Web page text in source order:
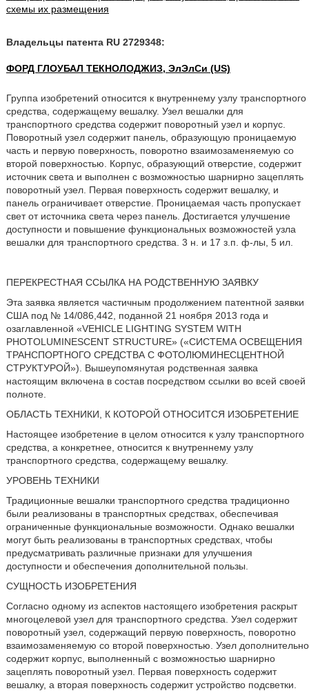
схемы их размещения
Владельцы патента RU 2729348:
ФОРД ГЛОУБАЛ ТЕКНОЛОДЖИЗ, ЭлЭлСи (US)
Группа изобретений относится к внутреннему узлу транспортного
средства, содержащему вешалку. Узел вешалки для
транспортного средства содержит поворотный узел и корпус.
Поворотный узел содержит панель, образующую проницаемую
часть и первую поверхность, поворотно взаимозаменяемую со
второй поверхностью. Корпус, образующий отверстие, содержит
источник света и выполнен с возможностью шарнирно зацеплять
поворотный узел. Первая поверхность содержит вешалку, и
панель ограничивает отверстие. Проницаемая часть пропускает
свет от источника света через панель. Достигается улучшение
доступности и повышение функциональных возможностей узла
вешалки для транспортного средства. 3 н. и 17 з.п. ф-лы, 5 ил.
ПЕРЕКРЕСТНАЯ ССЫЛКА НА РОДСТВЕННУЮ ЗАЯВКУ
Эта заявка является частичным продолжением патентной заявки
США под № 14/086,442, поданной 21 ноября 2013 года и
озаглавленной «VEHICLE LIGHTING SYSTEM WITH
PHOTOLUMINESCENT STRUCTURE» («СИСТЕМА ОСВЕЩЕНИЯ
ТРАНСПОРТНОГО СРЕДСТВА С ФОТОЛЮМИНЕСЦЕНТНОЙ
СТРУКТУРОЙ»). Вышеупомянутая родственная заявка
настоящим включена в состав посредством ссылки во всей своей
полноте.
ОБЛАСТЬ ТЕХНИКИ, К КОТОРОЙ ОТНОСИТСЯ ИЗОБРЕТЕНИЕ
Настоящее изобретение в целом относится к узлу транспортного
средства, а конкретнее, относится к внутреннему узлу
транспортного средства, содержащему вешалку.
УРОВЕНЬ ТЕХНИКИ
Традиционные вешалки транспортного средства традиционно
были реализованы в транспортных средствах, обеспечивая
ограниченные функциональные возможности. Однако вешалки
могут быть реализованы в транспортных средствах, чтобы
предусматривать различные признаки для улучшения
доступности и обеспечения дополнительной пользы.
СУЩНОСТЬ ИЗОБРЕТЕНИЯ
Согласно одному из аспектов настоящего изобретения раскрыт
многоцелевой узел для транспортного средства. Узел содержит
поворотный узел, содержащий первую поверхность, поворотно
взаимозаменяемую со второй поверхностью. Узел дополнительно
содержит корпус, выполненный с возможностью шарнирно
зацеплять поворотный узел. Первая поверхность содержит
вешалку, а вторая поверхность содержит устройство подсветки.